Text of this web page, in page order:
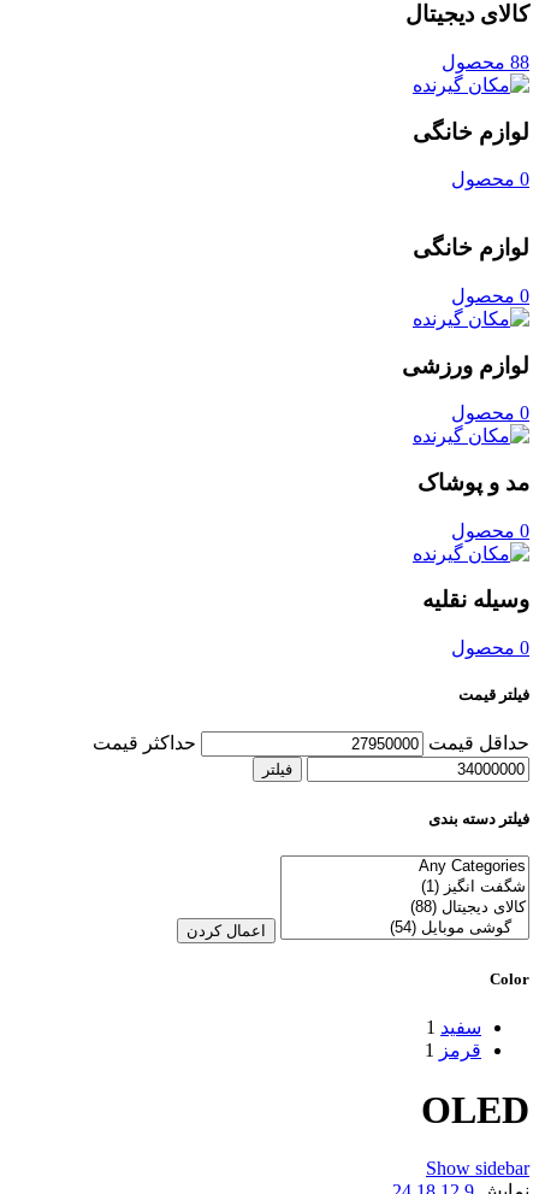
کالای دیجیتال
88 محصول
لوازم خانگی
0 محصول
لوازم خانگی
0 محصول
لوازم ورزشی
0 محصول
مد و پوشاک
0 محصول
وسیله نقلیه
0 محصول
فیلتر قیمت
حداقل قیمت حداکثر قیمت
فیلتر
فیلتر دسته بندی
اعمال کردن
Color
سفید 1
قرمز
1
OLED
Show sidebar